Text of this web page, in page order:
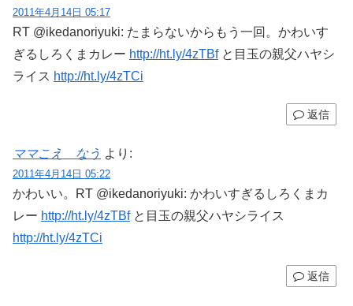
2011年4月14日 05:17
RT @ikedanoriyuki: たまらないからもう一回。かわいす
ぎるしろくまカレー http://ht.ly/4zTBfと目玉の親父ハヤシ
ライス http://ht.ly/4zTCi
返信
ママこえ＿なう より:
2011年4月14日 05:22
かわいい。RT @ikedanoriyuki: かわいすぎるしろくまカ
レー http://ht.ly/4zTBfと目玉の親父ハヤシライス
http://ht.ly/4zTCi
返信